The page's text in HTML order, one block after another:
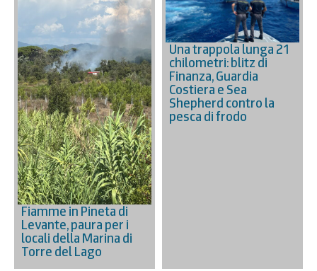
Fiamme in Pineta di
Levante, paura per i
locali della Marina di
Torre del Lago
Una trappola lunga 21
chilometri: blitz di
Finanza, Guardia
Costiera e Sea
Shepherd contro la
pesca di frodo